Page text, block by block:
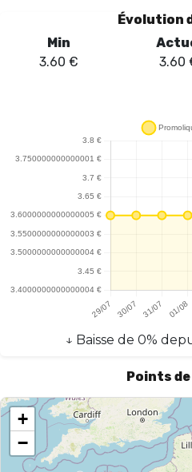
Évolution
Min
3.60 €
3.60
↓ Baisse de 0%
Points
+
−